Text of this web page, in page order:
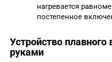
нагревается
постепенное
Устройство
руками